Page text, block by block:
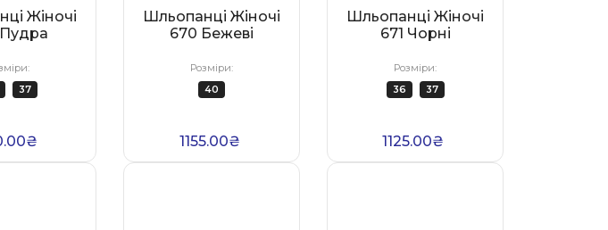
Жіночі
37
Шльопанці Жіночі
670 Бежеві
Розміри:
40
1155.00₴
Шльопанці Жіночі
671 Чорні
Розміри:
36
37
1125.00₴